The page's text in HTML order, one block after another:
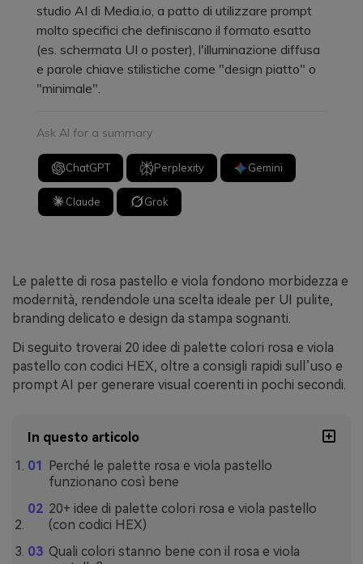
studio AI di Media.io, a patto di utilizzare prompt
molto specifici che definiscano il formato esatto
(es. schermata UI o poster), l'illuminazione diffusa
e parole chiave stilistiche come "design piatto" o
"minimale".
Ask AI for a summary
ChatGPT Perplexity Gemini
Claude Grok
Le palette di rosa pastello e viola fondono morbidezza e
modernità, rendendole una scelta ideale per UI pulite,
branding delicato e design da stampa sognanti.
Di seguito troverai 20 idee di palette colori rosa e viola
pastello con codici HEX, oltre a consigli rapidi sull’uso e
prompt AI per generare visual coerenti in pochi secondi.
In questo articolo
Perché le palette rosa e viola pastello
funzionano così bene
20+ idee di palette colori rosa e viola pastello
(con codici HEX)
Quali colori stanno bene con il rosa e viola